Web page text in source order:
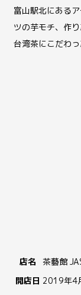
富山駅北にある
ツの芋モチ、作
台湾茶にこだわ
店名
茶藝館
開店日 2019年4